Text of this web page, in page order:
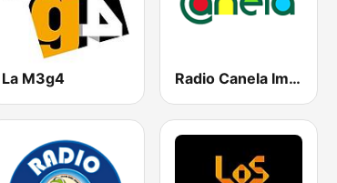
La M3g4 Radio Canela Imbabura